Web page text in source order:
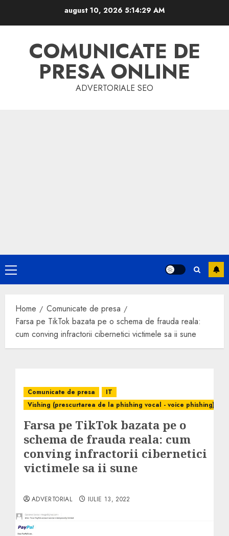
august 10, 2026 5:14:29 AM
COMUNICATE DE
PRESA ONLINE
ADVERTORIALE SEO
Primary
Menu
Home
Comunicate de presa
Farsa pe TikTok bazata pe o schema de frauda reala:
cum conving infractorii cibernetici victimele sa ii sune
Comunicate de presa
IT
Vishing (prescurtarea de la phishing vocal - voice phishing)
Farsa pe TikTok bazata pe o
schema de frauda reala: cum
conving infractorii cibernetici
victimele sa ii sune
ADVERTORIAL IULIE 13, 2022